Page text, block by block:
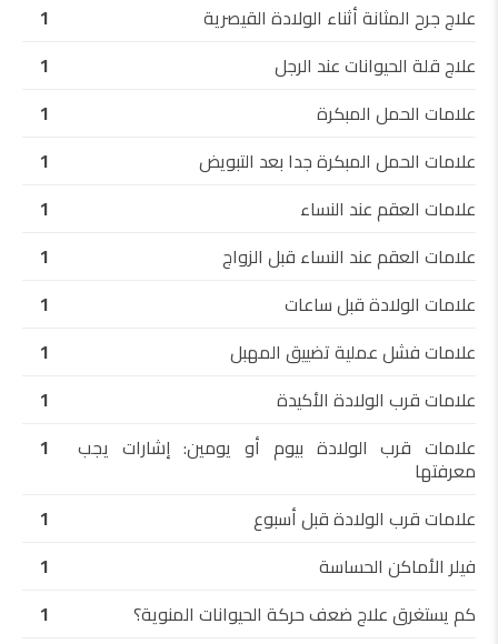
علاج جرح المثانة أثناء الولادة القيصرية
1
علاج قلة الحيوانات عند الرجل
1
علامات الحمل المبكرة
1
علامات الحمل المبكرة جدا بعد التبويض
1
علامات العقم عند النساء
1
علامات العقم عند النساء قبل الزواج
1
علامات الولادة قبل ساعات
1
علامات فشل عملية تضييق المهبل
1
علامات قرب الولادة الأكيدة
1
علامات قرب الولادة بيوم أو يومين: إشارات يجب
معرفتها
1
علامات قرب الولادة قبل أسبوع
1
فيلر الأماكن الحساسة
1
كم يستغرق علاج ضعف حركة الحيوانات المنوية؟
1